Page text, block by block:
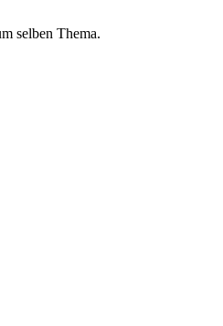
selben Thema.